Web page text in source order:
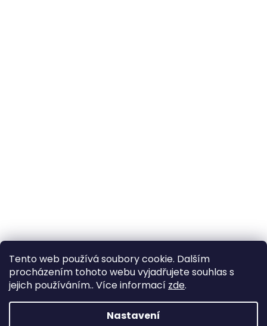
Tento web používá soubory cookie. Dalším
procházením tohoto webu vyjadřujete souhlas s
jejich používáním.. Více informací zde.
Nastavení